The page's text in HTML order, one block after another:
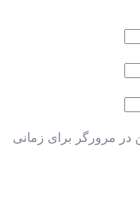
در مرورگر برای زمانی